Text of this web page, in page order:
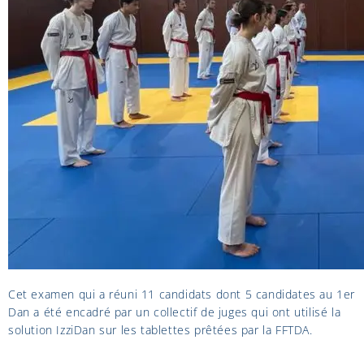
Cet examen qui a réuni 11 candidats dont 5 candidates au 1er
Dan a été encadré par un collectif de juges qui ont utilisé la
solution IzziDan sur les tablettes prêtées par la FFTDA.